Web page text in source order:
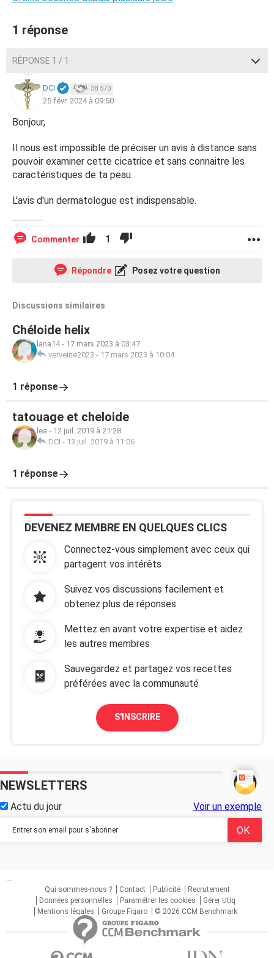
1 réponse
RÉPONSE 1 / 1
DCI 38 573
25 févr. 2024 à 09:50
Bonjour,
Il nous est impossible de préciser un avis à distance sans
pouvoir examiner cette cicatrice et sans connaitre les
caractéristiques de ta peau.
L'avis d'un dermatologue est indispensable.
Commenter 1
Répondre Posez votre question
Discussions similaires
Chéloide helix
lana14- 17 mars 2023 à 03:47
verveine2023 - 17 mars 2023 à 10:04
1 réponse
tatouage et cheloide
lea - 12 juil. 2019 à 21:28
DCI - 13 juil. 2019 à 11:06
1 réponse
DEVENEZ MEMBRE EN QUELQUES CLICS
Connectez-vous simplement avec ceux qui
partagent vos intérêts
Suivez vos discussions facilement et
obtenez plus de réponses
Mettez en avant votre expertise et aidez
les autres membres
Sauvegardez et partagez vos recettes
préférées avec la communauté
S'INSCRIRE
NEWSLETTERS
Actu du jour Voir un exemple
...
Qui sommes-nous ?
Contact Publicité
Recrutement
Données personnelles
Paramétrer les cookies
Gérer Utiq
Mentions légales
Groupe Figaro © 2026 CCM Benchmark